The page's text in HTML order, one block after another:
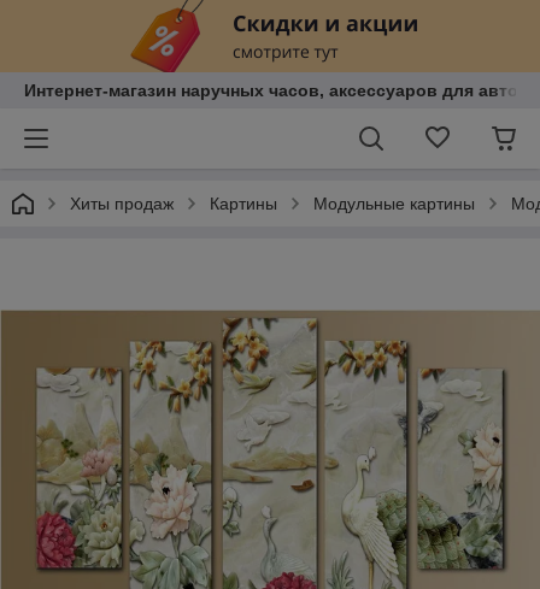
Интернет-магазин наручных часов, аксессуаров для авто,
Хиты продаж Картины Модульные картины